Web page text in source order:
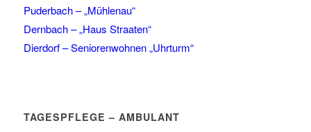
Puderbach – „Mühlenau“
Dernbach – „Haus Straaten“
Dierdorf – Seniorenwohnen „Uhrturm“
TAGESPFLEGE – AMBULANT